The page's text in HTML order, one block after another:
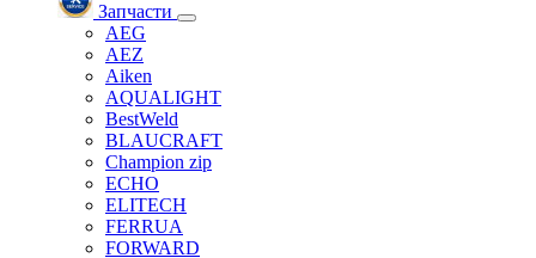
Запчасти
AEG
AEZ
Aiken
AQUALIGHT
BestWeld
BLAUCRAFT
Champion zip
ECHO
ELITECH
FERRUA
FORWARD